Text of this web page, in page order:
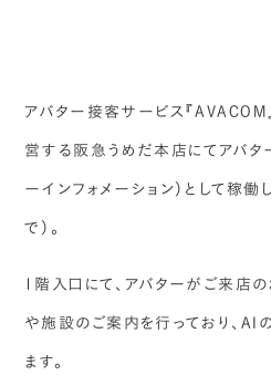
アバター接客サービス『
営する阪急うめだ本店にてアバタ
ーインフォメーション）として稼働
で）。
1階入口にて、アバターがご来店
や施設のご案内を行っており、
ます。